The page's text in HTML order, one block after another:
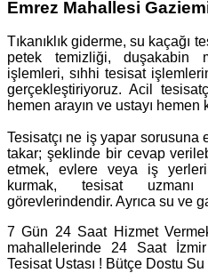
Emrez Mahallesi
Tıkanıklık giderme, su kaçağı
petek temizliği, duşakabin
işlemleri, sıhhi tesisat
gerçekleştiriyoruz. Acil
hemen arayın ve ustayı hemen
Tesisatçı ne iş yapar sorusuna
takar; şeklinde bir cevap
etmek, evlere veya iş
kurmak, tesisat uzmanı
görevlerindendir. Ayrıca su ve
7 Gün 24 Saat Hizmet
mahallelerinde 24 Saat
Tesisat Ustası ! Bütçe Dostu Su